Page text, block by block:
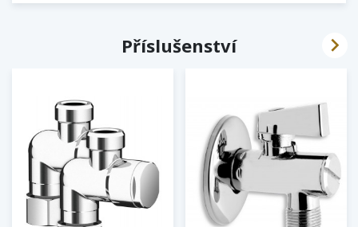
Příslušenství 